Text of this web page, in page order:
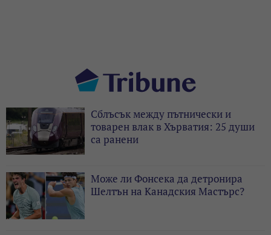
Сблъсък между пътнически и
товарен влак в Хърватия: 25 души
са ранени
Може ли Фонсека да детронира
Шелтън на Канадския Мастърс?